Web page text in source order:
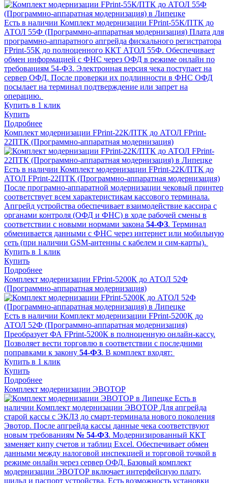
Есть в наличии Комплект модернизации FPrint-55К/ПТК до
АТОЛ 55Ф (Программно-аппаратная модернизация) Плата для
программно-аппаратного апгрейда фискального регистратора
FPrint-55К до полноценного ККТ АТОЛ 55Ф. Обеспечивает
обмен информацией с ФНС через ОФД в режиме онлайн по
требованиям 54-ФЗ. Электронная версия чека поступает на
сервер ОФД. После проверки их подлинности в ФНС ОФД
посылает на терминал подтверждение или запрет на
операцию.
Купить в 1 клик
Купить
Подробнее
Комплект модернизации FPrint-22К/ПТК до АТОЛ FPrint-
22ПТК (Программно-аппаратная модернизация)
Есть в наличии Комплект модернизации FPrint-22К/ПТК до
АТОЛ FPrint-22ПТК (Программно-аппаратная модернизация)
После програмно-аппаратной модернизации чековый принтер
соответствует всем характеристикам кассового терминала.
Апгрейд устройства обеспечивает взаимодействие кассира с
органами контроля (ОФД и ФНС) в ходе рабочей смены в
соответствии с новыми нормами закона 54-ФЗ. Терминал
обменивается данными с ФНС через интернет или мобильную
сеть (при наличии GSM-антенны с кабелем и сим-карты).
Купить в 1 клик
Купить
Подробнее
Комплект модернизации FPrint-5200К до АТОЛ 52Ф
(Программно-аппаратная модернизация)
Есть в наличии Комплект модернизации FPrint-5200К до
АТОЛ 52Ф (Программно-аппаратная модернизация)
Преобразует ФА FPrint-5200К в полноценную онлайн-кассу.
Позволяет вести торговлю в соответствии с последними
поправками к закону 54-ФЗ. В комплект входят:
Купить в 1 клик
Купить
Подробнее
Комплект модернизации ЭВОТОР
Есть в
наличии Комплект модернизации ЭВОТОР Для апгрейда
старой кассы с ЭКЛЗ до смарт-терминала нового поколения
Эвотор. После апгрейда кассы данные чека соответствуют
новым требованиям № 54-ФЗ. Модернизированный ККТ
заменяет кипу счетов и таблиц Excel. Обеспечивает обмен
данными между налоговой инспекцией и торговой точкой в
режиме онлайн через сервер ОФД. Базовый комплект
модернизации ЭВОТОР включает интерфейсную плату,
шильд и паспорт устройства. Есть возможность установки